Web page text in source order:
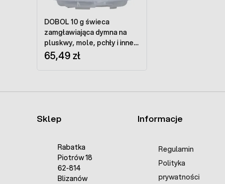
DOBOL 10 g świeca
zamgławiająca dymna na
pluskwy, mole, pchły i inne
owady
65,49 zł
Sklep
Rabatka
Piotrów 18
62-814
Blizanów
Informacje
Regulamin
Polityka
prywatności